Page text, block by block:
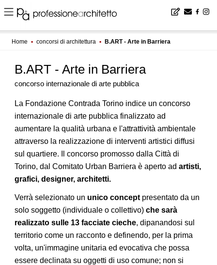
Home ▪ concorsi di architettura ▪ B.ART - Arte in Barriera
B.ART - Arte in Barriera
concorso internazionale di arte pubblica
La Fondazione Contrada Torino indice un concorso
internazionale di arte pubblica finalizzato ad
aumentare la qualità urbana e l'attrattività ambientale
attraverso la realizzazione di interventi artistici diffusi
sul quartiere. Il concorso promosso dalla Città di
Torino, dal Comitato Urban Barriera è aperto ad artisti,
grafici, designer, architetti.
Verrà selezionato un unico concept presentato da un
solo soggetto (individuale o collettivo) che sarà
realizzato sulle 13 facciate cieche, dipanandosi sul
territorio come un racconto e definendo, per la prima
volta, un'immagine unitaria ed evocativa che possa
essere declinata su oggetti di uso comune; non si